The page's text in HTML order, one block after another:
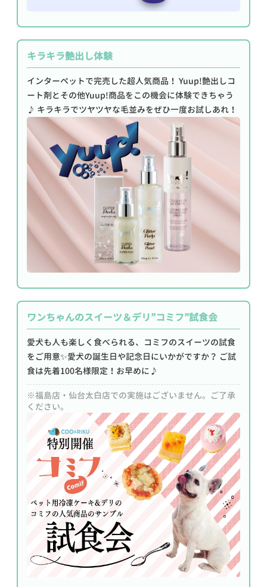
キラキラ艶出し体験
インターペットで完売した超人気商品！ Yuup!艶出しコ
ート剤とその他Yuup!商品をこの機会に体験できちゃう
♪ キラキラでツヤツヤな毛並みをぜひ一度お試しあれ！
ワンちゃんのスイーツ＆デリ”コミフ”試食会
愛犬も人も楽しく食べられる、コミフのスイーツの試食
をご用意✨愛犬の誕生日や記念日にいかがですか？ ご試
食は先着100名様限定！お早めに♪
※福島店・仙台太白店での実施はございません。ご了承
ください。